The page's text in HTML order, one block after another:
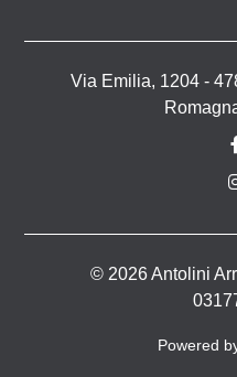
Via Emilia, 1204 -
© 2026 Antolini
Powered